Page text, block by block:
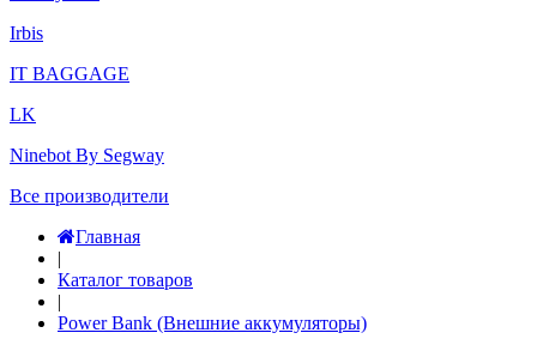
Irbis
IT BAGGAGE
LK
Ninebot By Segway
Все производители
Главная
|
Каталог товаров
|
Power Bank (Внешние аккумуляторы)